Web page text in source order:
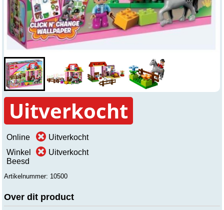
Uitverkocht
Online
Uitverkocht
Winkel
Beesd
Uitverkocht
Artikelnummer: 10500
Over dit product